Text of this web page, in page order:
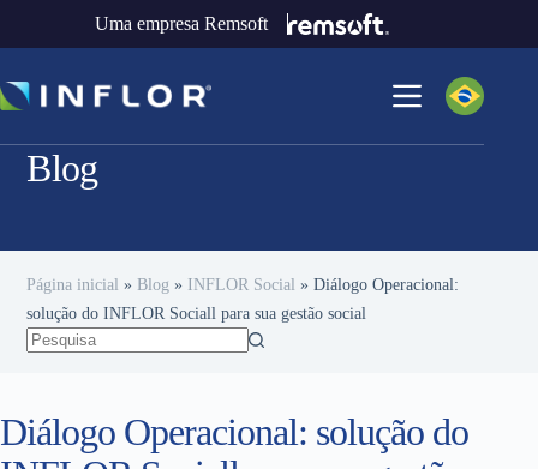
Uma empresa Remsoft
Blog
Página inicial » Blog » INFLOR Social »Diálogo Operacional:
solução do INFLOR Sociall para sua gestão social
Diálogo Operacional: solução do